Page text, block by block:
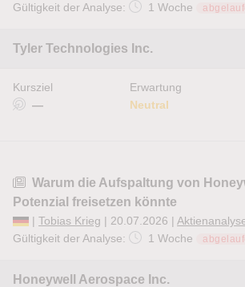
Gültigkeit der Analyse:
1 Woche
Tyler Technologies Inc.
Kursziel
—
Erwartung
Neutral
Warum die Aufspaltung von
Potenzial freisetzen könnte
| Tobias Krieg | 20.07.2026 |
Gültigkeit der Analyse:
1 Woche
Honeywell Aerospace Inc.